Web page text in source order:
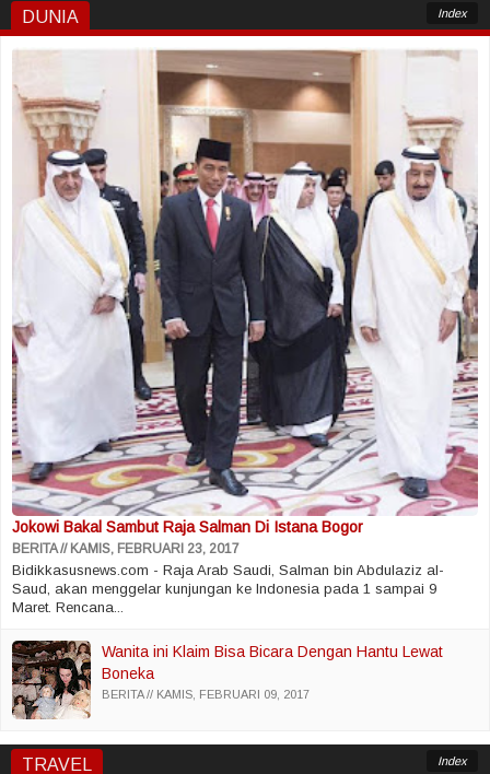
DUNIA Index
Jokowi Bakal Sambut Raja Salman Di Istana Bogor
BERITA KAMIS, FEBRUARI 23, 2017
Bidikkasusnews.com - Raja Arab Saudi, Salman bin Abdulaziz al-
Saud, akan menggelar kunjungan ke Indonesia pada 1 sampai 9
Maret. Rencana...
Wanita ini Klaim Bisa Bicara Dengan Hantu Lewat
Boneka
BERITA KAMIS, FEBRUARI 09, 2017
TRAVEL Index